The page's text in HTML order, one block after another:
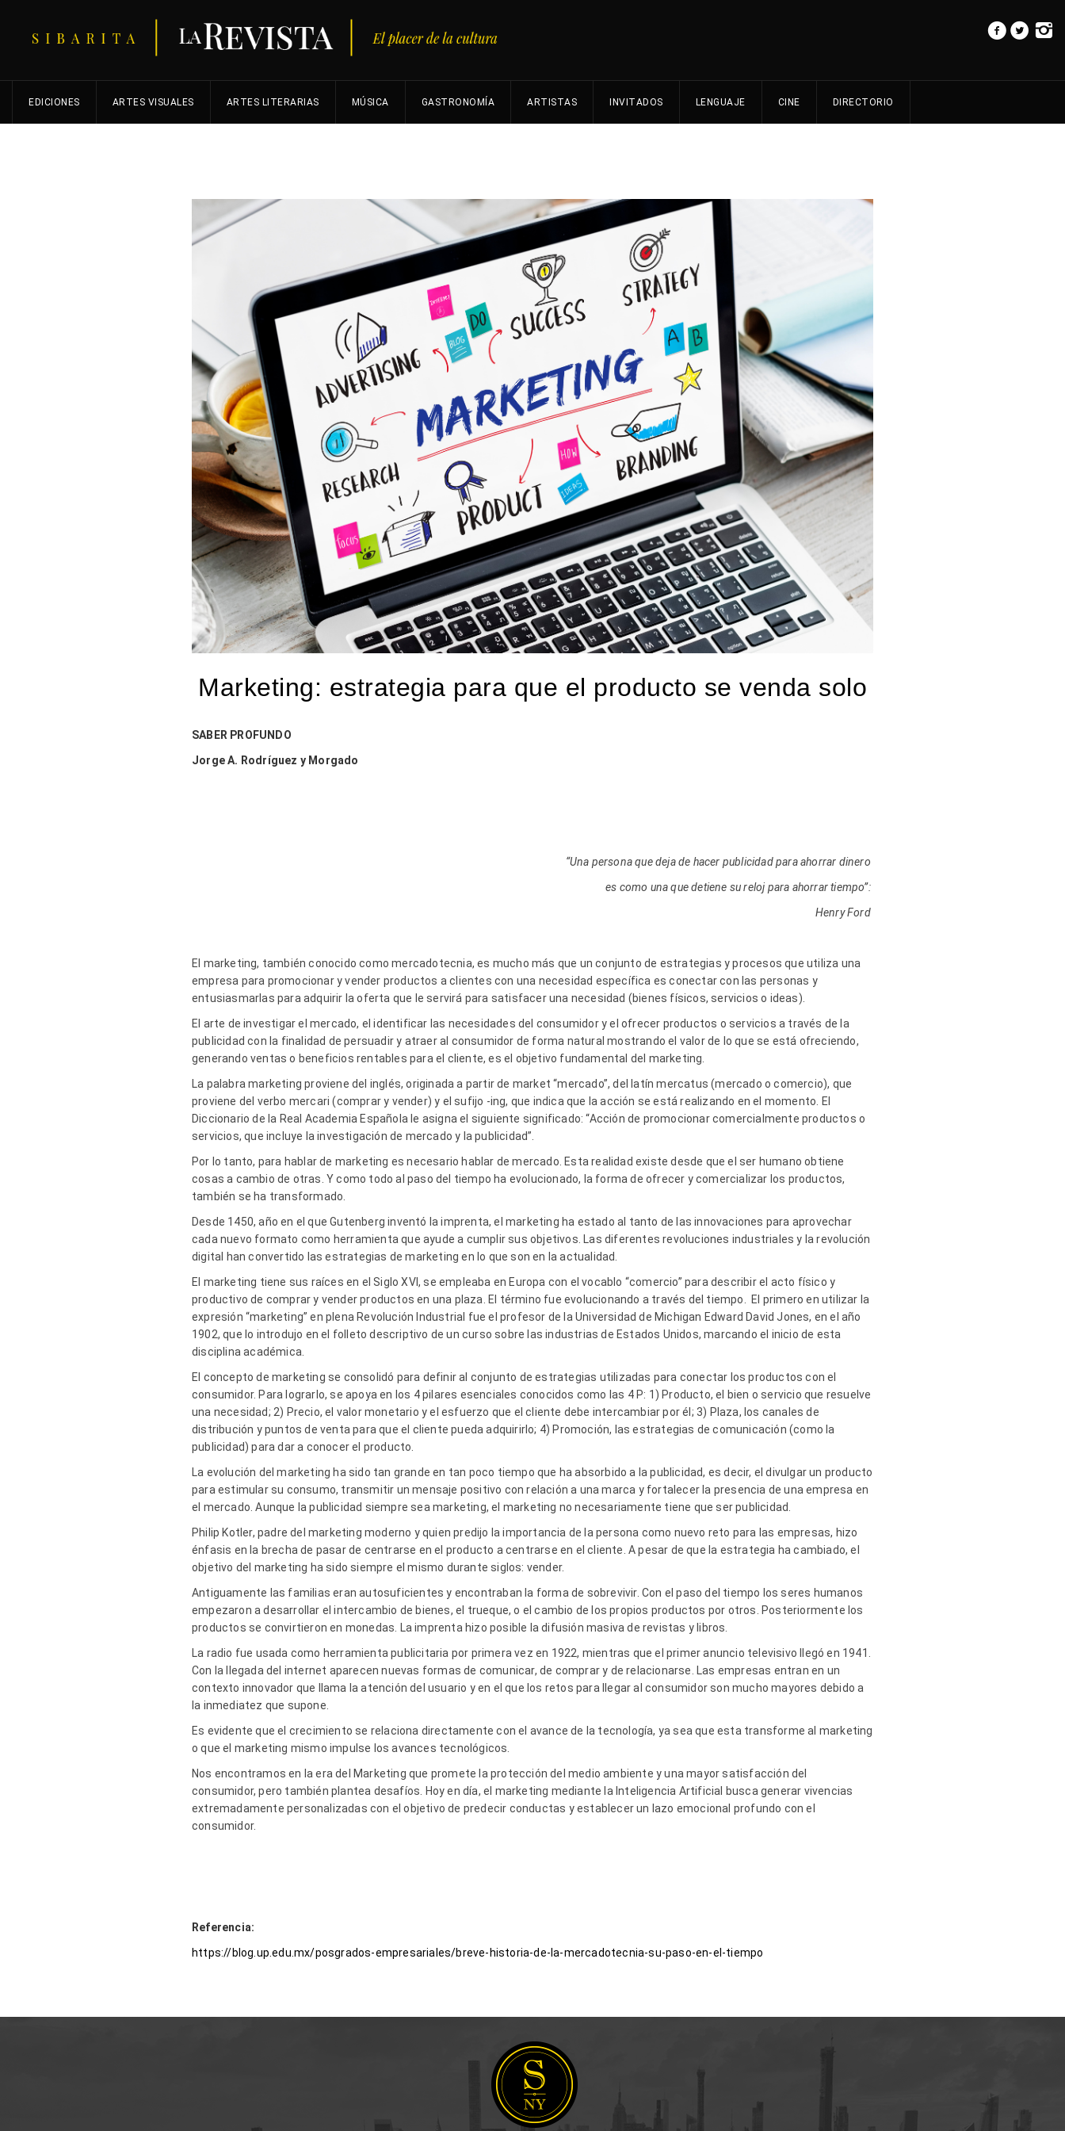
EDICIONES ARTES VISUALES ARTES LITERARIAS MÚSICA GASTRONOMÍA ARTISTAS INVITADOS LENGUAJE CINE DIRECTORIO
Marketing: estrategia para que el producto se venda solo
SABER PROFUNDO
Jorge A. Rodríguez y Morgado
“Una persona que deja de hacer publicidad para ahorrar dinero
es como una que detiene su reloj para ahorrar tiempo”:
Henry Ford
El marketing, también conocido como mercadotecnia, es mucho más que un conjunto de estrategias y procesos que utiliza una
empresa para promocionar y vender productos a clientes con una necesidad específica es conectar con las personas y
entusiasmarlas para adquirir la oferta que le servirá para satisfacer una necesidad (bienes físicos, servicios o ideas).
El arte de investigar el mercado, el identificar las necesidades del consumidor y el ofrecer productos o servicios a través de la
publicidad con la finalidad de persuadir y atraer al consumidor de forma natural mostrando el valor de lo que se está ofreciendo,
generando ventas o beneficios rentables para el cliente, es el objetivo fundamental del marketing.
La palabra marketing proviene del inglés, originada a partir de market “mercado”, del latín mercatus (mercado o comercio), que
proviene del verbo mercari (comprar y vender) y el sufijo -ing, que indica que la acción se está realizando en el momento. El
Diccionario de la Real Academia Española le asigna el siguiente significado: “Acción de promocionar comercialmente productos o
servicios, que incluye la investigación de mercado y la publicidad”.
Por lo tanto, para hablar de marketing es necesario hablar de mercado. Esta realidad existe desde que el ser humano obtiene
cosas a cambio de otras. Y como todo al paso del tiempo ha evolucionado, la forma de ofrecer y comercializar los productos,
también se ha transformado.
Desde 1450, año en el que Gutenberg inventó la imprenta, el marketing ha estado al tanto de las innovaciones para aprovechar
cada nuevo formato como herramienta que ayude a cumplir sus objetivos. Las diferentes revoluciones industriales y la revolución
digital han convertido las estrategias de marketing en lo que son en la actualidad.
El marketing tiene sus raíces en el Siglo XVI, se empleaba en Europa con el vocablo “comercio” para describir el acto físico y
productivo de comprar y vender productos en una plaza. El término fue evolucionando a través del tiempo. El primero en utilizar la
expresión “marketing” en plena Revolución Industrial fue el profesor de la Universidad de Michigan Edward David Jones, en el año
1902, que lo introdujo en el folleto descriptivo de un curso sobre las industrias de Estados Unidos, marcando el inicio de esta
disciplina académica.
El concepto de marketing se consolidó para definir al conjunto de estrategias utilizadas para conectar los productos con el
consumidor. Para lograrlo, se apoya en los 4 pilares esenciales conocidos como las 4 P: 1) Producto, el bien o servicio que resuelve
una necesidad; 2) Precio, el valor monetario y el esfuerzo que el cliente debe intercambiar por él; 3) Plaza, los canales de
distribución y puntos de venta para que el cliente pueda adquirirlo; 4) Promoción, las estrategias de comunicación (como la
publicidad) para dar a conocer el producto.
La evolución del marketing ha sido tan grande en tan poco tiempo que ha absorbido a la publicidad, es decir, el divulgar un producto
para estimular su consumo, transmitir un mensaje positivo con relación a una marca y fortalecer la presencia de una empresa en
el mercado. Aunque la publicidad siempre sea marketing, el marketing no necesariamente tiene que ser publicidad.
Philip Kotler, padre del marketing moderno y quien predijo la importancia de la persona como nuevo reto para las empresas, hizo
énfasis en la brecha de pasar de centrarse en el producto a centrarse en el cliente. A pesar de que la estrategia ha cambiado, el
objetivo del marketing ha sido siempre el mismo durante siglos: vender.
Antiguamente las familias eran autosuficientes y encontraban la forma de sobrevivir. Con el paso del tiempo los seres humanos
empezaron a desarrollar el intercambio de bienes, el trueque, o el cambio de los propios productos por otros. Posteriormente los
productos se convirtieron en monedas. La imprenta hizo posible la difusión masiva de revistas y libros.
La radio fue usada como herramienta publicitaria por primera vez en 1922, mientras que el primer anuncio televisivo llegó en 1941.
Con la llegada del internet aparecen nuevas formas de comunicar, de comprar y de relacionarse. Las empresas entran en un
contexto innovador que llama la atención del usuario y en el que los retos para llegar al consumidor son mucho mayores debido a
la inmediatez que supone.
Es evidente que el crecimiento se relaciona directamente con el avance de la tecnología, ya sea que esta transforme al marketing
o que el marketing mismo impulse los avances tecnológicos.
Nos encontramos en la era del Marketing que promete la protección del medio ambiente y una mayor satisfacción del
consumidor, pero también plantea desafíos. Hoy en día, el marketing mediante la Inteligencia Artificial busca generar vivencias
extremadamente personalizadas con el objetivo de predecir conductas y establecer un lazo emocional profundo con el
consumidor.
Referencia:
https://blog.up.edu.mx/posgrados-empresariales/breve-historia-de-la-mercadotecnia-su-paso-en-el-tiempo